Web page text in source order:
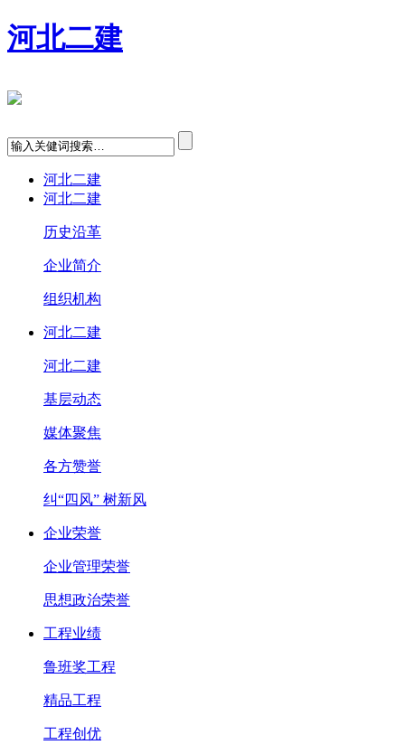
河北二建
河北二建
河北二建
历史沿革
企业简介
组织机构
河北二建
河北二建
基层动态
媒体聚焦
各方赞誉
纠“四风” 树新风
企业荣誉
企业管理荣誉
思想政治荣誉
工程业绩
鲁班奖工程
精品工程
工程创优